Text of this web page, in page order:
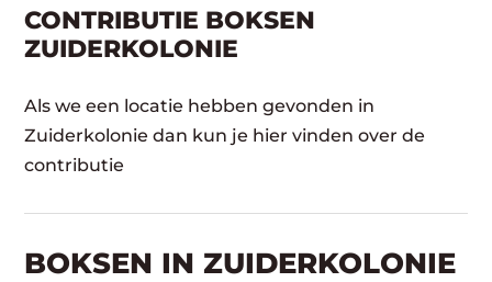
CONTRIBUTIE BOKSEN
ZUIDERKOLONIE
Als we een locatie hebben gevonden in
Zuiderkolonie dan kun je hier vinden over de
contributie
BOKSEN IN ZUIDERKOLONIE